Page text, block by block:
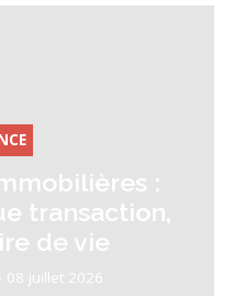
:
transaction,
de vie
08 juillet 2026